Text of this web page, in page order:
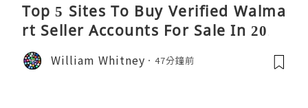
Top 5 Sites To Buy Verified Walma
rt Seller Accounts For Sale In 2026
William Whitney 47分鐘前